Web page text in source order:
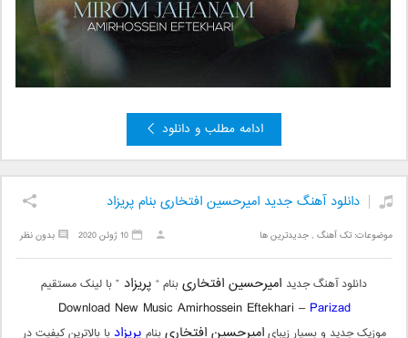
ادامه مطلب و دانلود
دانلود آهنگ جدید امیرحسین افتخاری بنام پریزاد
موضوعات:تک آهنگ ,جدیدترین ها بدون نظر 10 ژوئن 2020
دانلود آهنگ جدید امیرحسین افتخاریبنام “ پریزاد ” با لینک مستقیم
Download New Music Amirhossein Eftekhari – Parizad
موزیک جدید و بسیار زیبایامیرحسین افتخاریبنام پریزاد با بالاترین کیفیت در